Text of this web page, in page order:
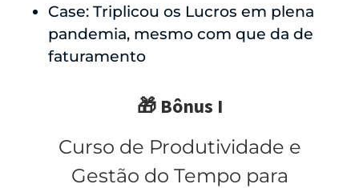
​Case: Triplicou os Lucros em plena
pandemia, mesmo com que da de
faturamento
🎁 Bônus I
Curso de Produtividade e
Gestão do Tempo para